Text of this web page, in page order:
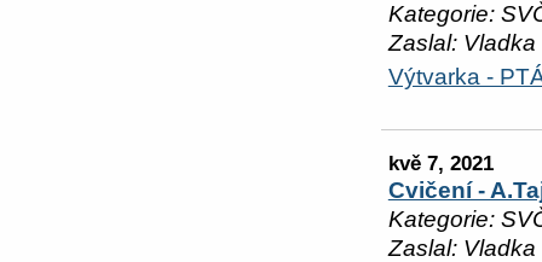
Kategorie:
Zaslal: Vladka
Výtvarka -
kvě 7, 2021
Cvičení -
Kategorie:
Zaslal: Vladka